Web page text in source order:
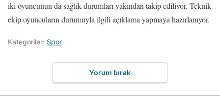
iki oyuncunun da sağlık durumları yakından takip ediliyor. Teknik
ekip oyuncuların durumuyla ilgili açıklama yapmaya hazırlanıyor.
Kategoriler: Spor
Yorum bırak